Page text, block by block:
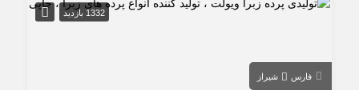
1332 بازدید
فارس شیراز